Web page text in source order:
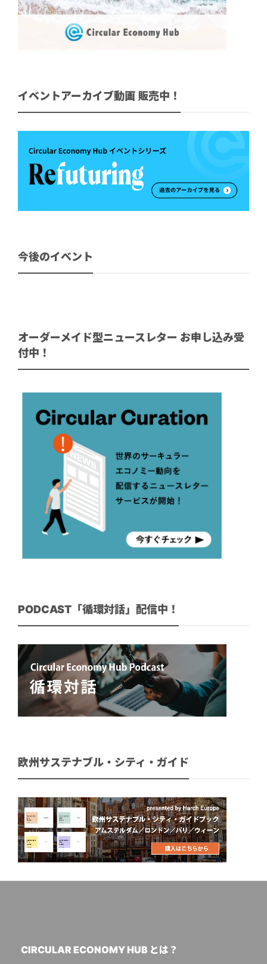
イベントアーカイブ動画 販売中！
今後のイベント
オーダーメイド型ニュースレター お申し込み受
付中！
PODCAST「循環対話」配信中！
欧州サステナブル・シティ・ガイド
CIRCULAR ECONOMY HUB とは？